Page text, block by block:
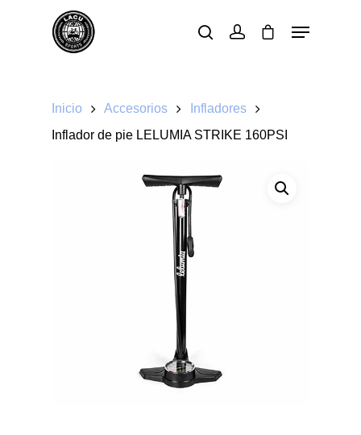
Inicio Accesorios
Infladores
Inflador de pie LELUMIA STRIKE 160PSI